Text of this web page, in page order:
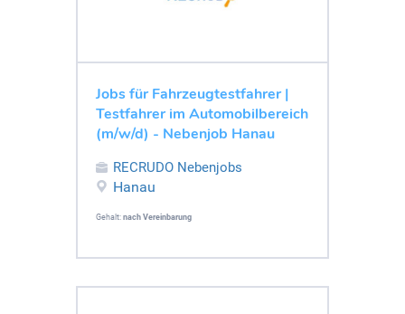
Jobs für Fahrzeugtestfahrer |
Testfahrer im Automobilbereich
(m/w/d) - Nebenjob Hanau
RECRUDO Nebenjobs
Hanau
Gehalt: nach Vereinbarung